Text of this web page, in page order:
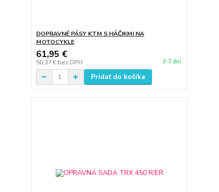
DOPRAVNÉ PÁSY KTM S HÁČIKMI NA
MOTOCYKLE
61,95 €
50,37 € bez DPH 3-7 dní
Pridať do košíka